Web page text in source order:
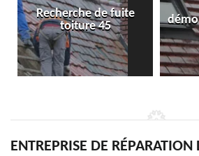
Entreprise
démoussage de toiture
45
ENTREPRISE DE